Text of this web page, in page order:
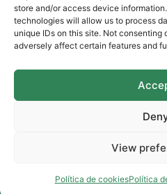
store and/or access device
technologies will allow us to process
unique IDs on this site. Not
adversely affect certain features and
View
Política de cookiesPolítica
Aviso
Política de
Política de